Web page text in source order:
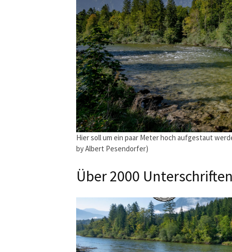
Hier soll um ein paar Meter hoch aufgestaut
by Albert Pesendorfer)
Über 2000